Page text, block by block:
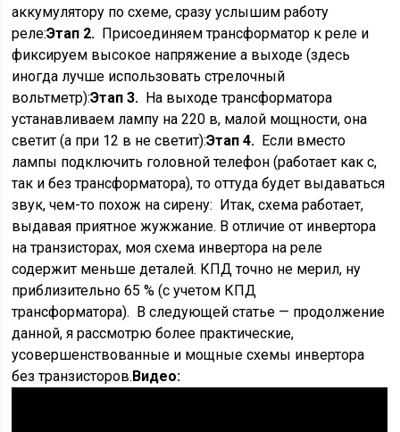
аккумулятору по схеме, сразу услышим работу
реле:Этап 2. Присоединяем трансформатор к реле и
фиксируем высокое напряжение а выходе (здесь
иногда лучше использовать стрелочный
вольтметр):Этап 3. На выходе трансформатора
устанавливаем лампу на 220 в, малой мощности, она
светит (а при 12 в не светит):Этап 4. Если вместо
лампы подключить головной телефон (работает как с,
так и без трансформатора), то оттуда будет выдаваться
звук, чем-то похож на сирену: Итак, схема работает,
выдавая приятное жужжание. В отличие от инвертора
на транзисторах, моя схема инвертора на реле
содержит меньше деталей. КПД точно не мерил, ну
приблизительно 65 % (с учетом КПД
трансформатора). В следующей статье — продолжение
данной, я рассмотрю более практические,
усовершенствованные и мощные схемы инвертора
без транзисторов.Видео: